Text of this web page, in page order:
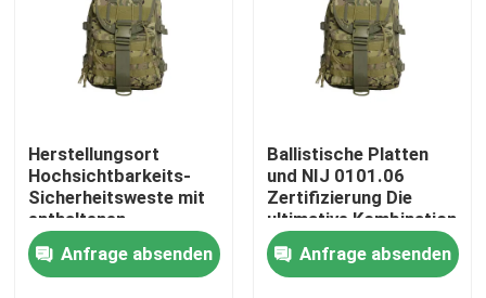
Militärische taktische kugelsichere Weste
Taktischer ballistischer Sturzhelm
Militärische ballistische Platten
Kugelsichere Ausrüstung
Herstellungsort
Hochsichtbarkeits-
Sicherheitsweste mit
enthaltenen
ballistischen Platten
Anfrage absenden
Ballistische Platten
und NIJ 0101.06
Zertifizierung Die
ultimative Kombination
für unsere militärische
taktische kugelsichere
Weste
Anfrage absenden